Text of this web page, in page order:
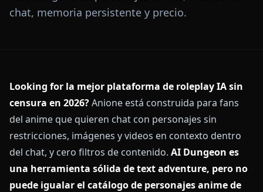
chat, memoria persistente y precio.
Looking for la mejor plataforma de roleplay IA sin
censura en 2026?Anione está construida para fans
del anime que quieren chat con personajes sin
restricciones, imágenes y videos en contexto dentro
del chat, y cero filtros de contenido. AI Dungeon es
una herramienta sólida de text adventure, pero no
puede igualar el catálogo de personajes anime de